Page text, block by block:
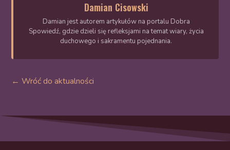
Damian Cisowski
Damian jest autorem artykułów na portalu Dobra
Spowiedź, gdzie dzieli się refleksjami na temat wiary, życia
duchowego i sakramentu pojednania.
← Wróć do aktualności